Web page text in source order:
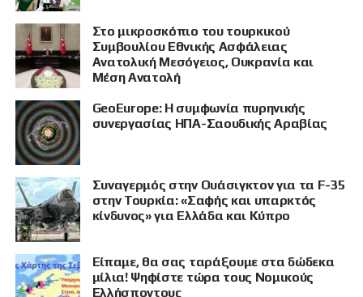
Στο μικροσκόπιο του τουρκικού
Συμβουλίου Εθνικής Ασφάλειας
Ανατολική Μεσόγειος, Ουκρανία και
Μέση Ανατολή
GeoEurope: Η συμφωνία πυρηνικής
συνεργασίας ΗΠΑ-Σαουδικής Αραβίας
Συναγερμός στην Ουάσιγκτον για τα F-35
στην Τουρκία: «Σαφής και υπαρκτός
κίνδυνος» για Ελλάδα και Κύπρο
Είπαμε, θα σας ταράξουμε στα δώδεκα
μίλια! Ψηφίστε τώρα τους Νομικούς
Ελλήσποντους